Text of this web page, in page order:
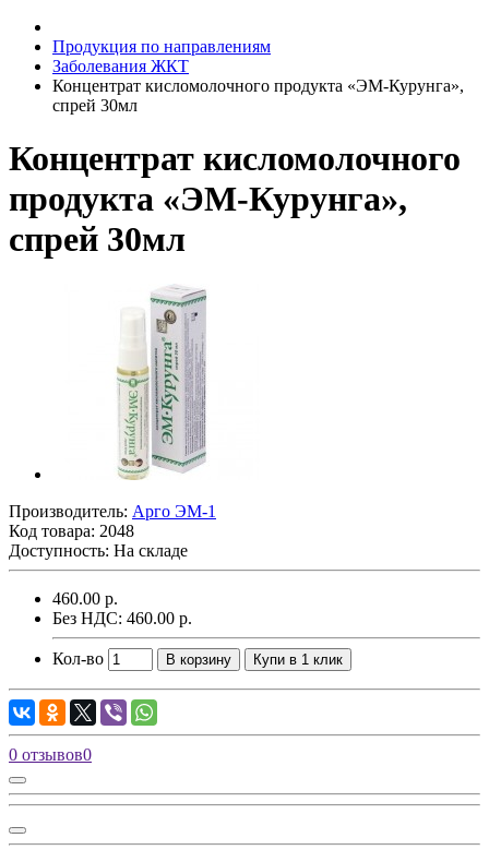
Продукция по направлениям
Заболевания ЖКТ
Концентрат кисломолочного продукта «ЭМ-Курунга»,
спрей 30мл
Концентрат кисломолочного
продукта «ЭМ-Курунга»,
спрей 30мл
Производитель: Арго ЭМ-1
Код товара: 2048
Доступность: На складе
460.00 р.
Без НДС: 460.00 р.
Кол-во В корзину Купи в 1 клик
0 отзывов0